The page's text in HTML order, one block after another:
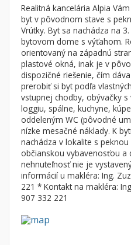
Lokalita
×
Žilinský (kraj)
Byt
Garsónky
Dvojgarsónky
1-izbové
2-izbové
3-izbové
4 a viac izbové byty
Stavebné pozemky
Realitná kancelária Alpia
byt v pôvodnom stave s
Vrútky. Byt sa nachádza na
bytovom dome s výťahom.
orientovaný na západnú
plastové okná, inak je v
dispozičné riešenie, čím
prerobiť si byt podľa
vstupnej chodby, obývačky
loggiu, spálne, kuchyne,
oddeleným WC (pôvodné
nízke mesačné náklady. K
nachádza v lokalite s
občianskou vybavenosťou a
nehnuteľnosť nie je
informácií u makléra: Ing.
221 * Kontakt na makléra:
907 332 221